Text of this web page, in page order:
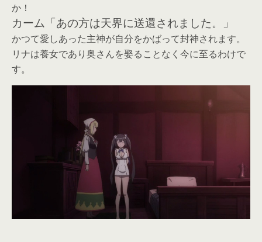
か！
カーム「あの方は天界に送還されました。」
かつて愛しあった主神が自分をかばって封神されます。
リナは養女であり奥さんを娶ることなく今に至るわけで
す。